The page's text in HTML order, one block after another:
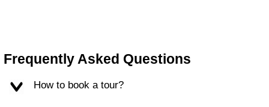
Frequently Asked Questions
How to book a tour?